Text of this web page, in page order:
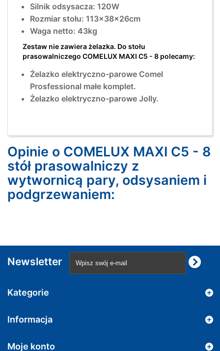
Silnik odsysacza: 120W
Rozmiar stołu: 113x38x26cm
Waga netto: 43kg
Zestaw nie zawiera żelazka. Do stołu
prasowalniczego COMELUX MAXI C5 - 8 polecamy:
Żelazko elektryczno-parowe Comel
Prosfessional małe komplet.
Żelazko elektryczno-parowe Jolly.
Opinie o COMELUX MAXI C5 - 8
stół prasowalniczy z
wytwornicą pary, odsysaniem i
podgrzewaniem:
Newsletter
Kategorie
Informacja
Moje konto